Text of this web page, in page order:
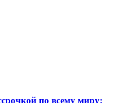
по всему миру: